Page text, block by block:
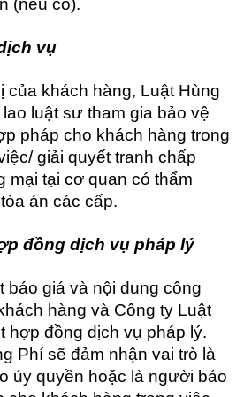
(nếu có).
vụ
của khách hàng, Luật Hùng
luật sư tham gia bảo vệ
pháp cho khách hàng trong
giải quyết tranh chấp
mại tại cơ quan có thẩm
án các cấp.
đồng dịch vụ pháp lý
báo giá và nội dung công
hàng và Công ty Luật
hợp đồng dịch vụ pháp lý.
Phí sẽ đảm nhận vai trò là
ủy quyền hoặc là người bảo